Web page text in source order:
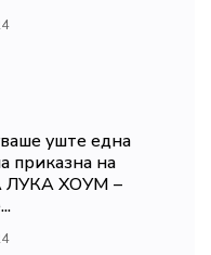
уште една
приказна на
ЛУКА ХОУМ –